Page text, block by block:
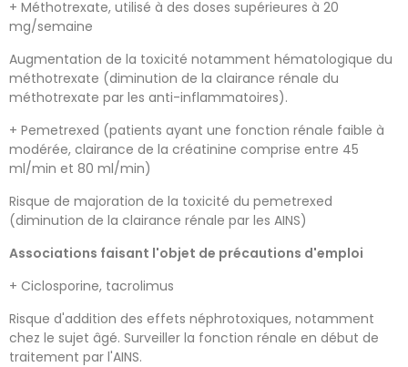
+ Méthotrexate, utilisé à des doses supérieures à 20
mg/semaine
Augmentation de la toxicité notamment hématologique du
méthotrexate (diminution de la clairance rénale du
méthotrexate par les anti-inflammatoires).
+ Pemetrexed (patients ayant une fonction rénale faible à
modérée, clairance de la créatinine comprise entre 45
ml/min et 80 ml/min)
Risque de majoration de la toxicité du pemetrexed
(diminution de la clairance rénale par les AINS)
Associations faisant l'objet de précautions d'emploi
+ Ciclosporine, tacrolimus
Risque d'addition des effets néphrotoxiques, notamment
chez le sujet âgé. Surveiller la fonction rénale en début de
traitement par l'AINS.